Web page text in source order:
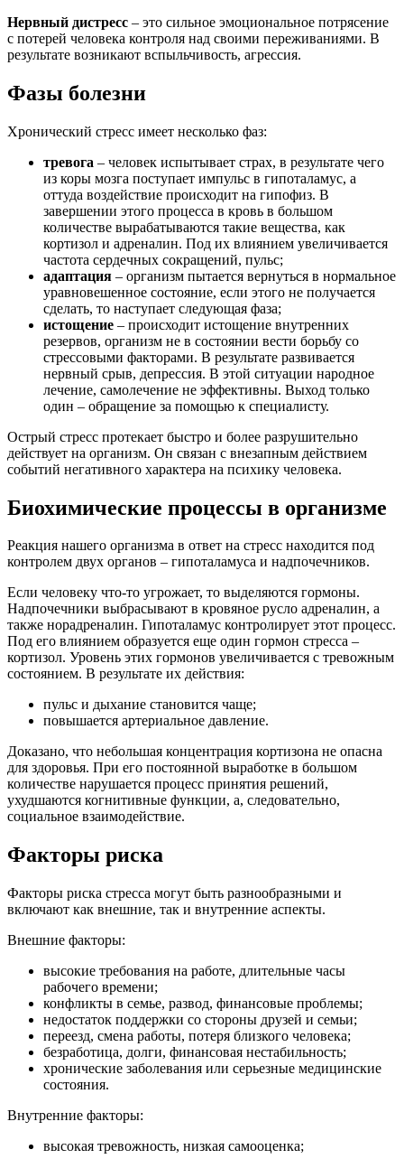
Нервный дистресс – это сильное эмоциональное потрясение
с потерей человека контроля над своими переживаниями. В
результате возникают вспыльчивость, агрессия.
Фазы болезни
Хронический стресс имеет несколько фаз:
тревога – человек испытывает страх, в результате чего
из коры мозга поступает импульс в гипоталамус, а
оттуда воздействие происходит на гипофиз. В
завершении этого процесса в кровь в большом
количестве вырабатываются такие вещества, как
кортизол и адреналин. Под их влиянием увеличивается
частота сердечных сокращений, пульс;
адаптация – организм пытается вернуться в нормальное
уравновешенное состояние, если этого не получается
сделать, то наступает следующая фаза;
истощение – происходит истощение внутренних
резервов, организм не в состоянии вести борьбу со
стрессовыми факторами. В результате развивается
нервный срыв, депрессия. В этой ситуации народное
лечение, самолечение не эффективны. Выход только
один – обращение за помощью к специалисту.
Острый стресс протекает быстро и более разрушительно
действует на организм. Он связан с внезапным действием
событий негативного характера на психику человека.
Биохимические процессы в организме
Реакция нашего организма в ответ на стресс находится под
контролем двух органов – гипоталамуса и надпочечников.
Если человеку что-то угрожает, то выделяются гормоны.
Надпочечники выбрасывают в кровяное русло адреналин, а
также норадреналин. Гипоталамус контролирует этот процесс.
Под его влиянием образуется еще один гормон стресса –
кортизол. Уровень этих гормонов увеличивается с тревожным
состоянием. В результате их действия:
пульс и дыхание становится чаще;
повышается артериальное давление.
Доказано, что небольшая концентрация кортизона не опасна
для здоровья. При его постоянной выработке в большом
количестве нарушается процесс принятия решений,
ухудшаются когнитивные функции, а, следовательно,
социальное взаимодействие.
Факторы риска
Факторы риска стресса могут быть разнообразными и
включают как внешние, так и внутренние аспекты.
Внешние факторы:
высокие требования на работе, длительные часы
рабочего времени;
конфликты в семье, развод, финансовые проблемы;
недостаток поддержки со стороны друзей и семьи;
переезд, смена работы, потеря близкого человека;
безработица, долги, финансовая нестабильность;
хронические заболевания или серьезные медицинские
состояния.
Внутренние факторы:
высокая тревожность, низкая самооценка;